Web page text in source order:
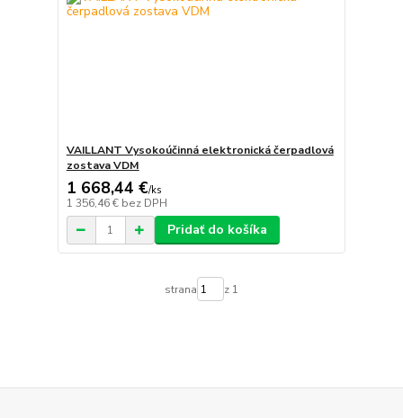
VAILLANT Vysokoúčinná elektronická čerpadlová
zostava VDM
1 668,44 €/ks
1 356,46 € bez DPH
Pridať do košíka
strana z 1